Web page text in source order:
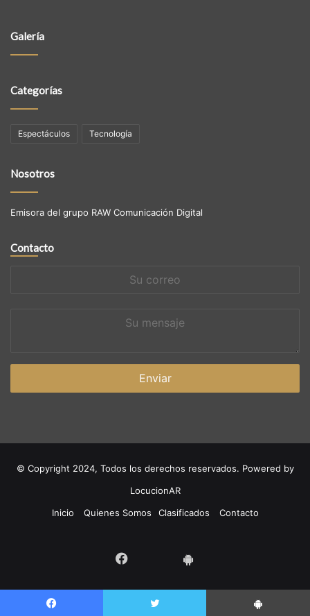
Galería
Categorías
Espectáculos Tecnología
Nosotros
Emisora del grupo RAW Comunicación Digital
Contacto
© Copyright 2024, Todos los derechos reservados. Powered by
LocucionAR
Inicio
Quienes Somos Clasificados Contacto
Facebook
Android